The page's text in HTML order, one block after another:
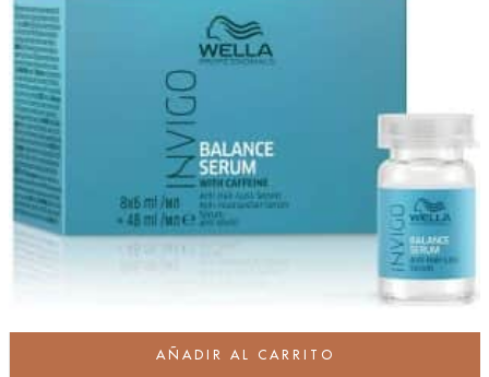
AÑADIR AL CARRITO